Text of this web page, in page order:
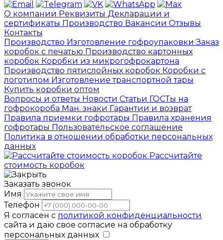
О компании Реквизиты Декларации и
сертификаты Производство Вакансии Отзывы
Контакты
Производство Изготовление гофроупаковкиЗаказ
коробок с печатью Производство картонных
коробок Коробки из микрогофрокартона
Производство пятислойных коробок Коробки с
логотипом Изготовление транспортной тары
Купить коробки оптом
Вопросы и ответы Новости Статьи ГОСТы на
гофрокороба Ман. знаки Гарантии и возврат
Правила приемки гофротары Правила хранения
гофротары Пользовательское соглашение
Политика в отношении обработки персональных
данных
Рассчитайте
стоимость коробок
Заказать звонок
Имя
Телефон
Я согласен с политикой конфиденциальности
сайта и даю свое согласие на обработку
персональных данных